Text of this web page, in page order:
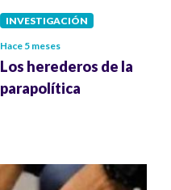
INVESTIGACIÓN
Hace 5 meses
Los herederos de la
parapolítica